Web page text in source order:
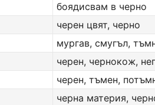
боядисвам в черно
черен цвят, черно
мургав, смугъл,
черен, чернокож,
черен, тъмен,
черна материя,